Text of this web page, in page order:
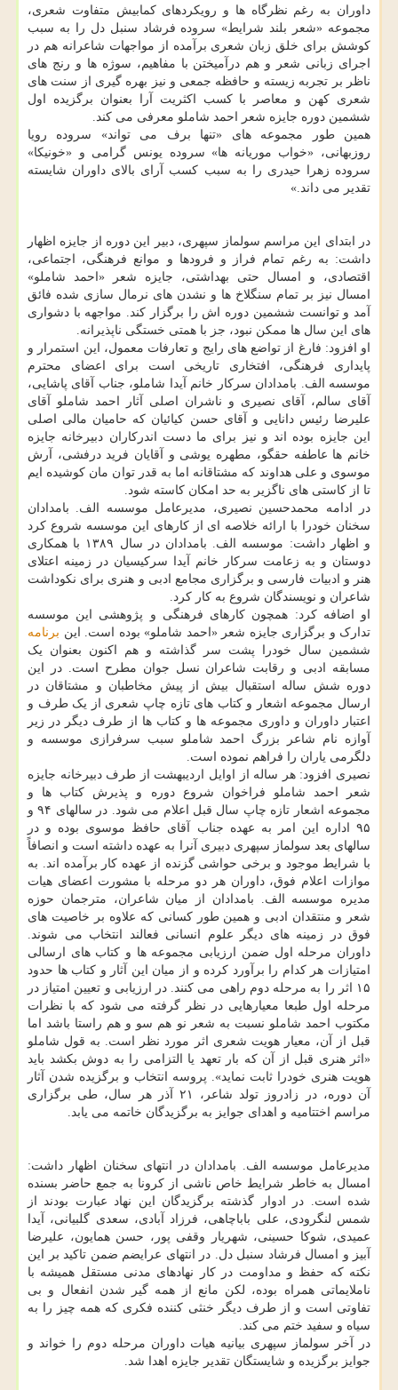
داوران به رغم نظرگاه ها و رویکردهای کمابیش متفاوت شعری،
مجموعه «شعر بلند شرایط» سروده فرشاد سنبل دل را به سبب
کوشش برای خلق زبان شعری برآمده از مواجهات شاعرانه هم در
اجرای زبانی شعر و هم درآمیختن با مفاهیم، سوژه ها و رنج های
ناظر بر تجربه زیسته و حافظه جمعی و نیز بهره گیری از سنت های
شعری کهن و معاصر با کسب اکثریت آرا بعنوان برگزیده اول
ششمین دوره جایزه شعر احمد شاملو معرفی می کند.
همین طور مجموعه های «تنها برف می تواند» سروده رویا
روزبهانی، «خواب موریانه ها» سروده یونس گرامی و «خونیکا»
سروده زهرا حیدری را به سبب کسب آرای بالای داوران شایسته
تقدیر می داند.»
در ابتدای این مراسم سولماز سپهری، دبیر این دوره از جایزه اظهار
داشت: به رغم تمام فراز و فرودها و موانع فرهنگی، اجتماعی،
اقتصادی، و امسال حتی بهداشتی، جایزه شعر «احمد شاملو»
امسال نیز بر تمام سنگلاخ ها و نشدن های نرمال سازی شده فائق
آمد و توانست ششمین دوره اش را برگزار کند. مواجهه با دشواری
های این سال ها ممکن نبود، جز با همتی خستگی ناپذیرانه.
او افزود: فارغ از تواضع های رایج و تعارفات معمول، این استمرار و
پایداری فرهنگی، افتخاری تاریخی است برای اعضای محترم
موسسه الف. بامدادان سرکار خانم آیدا شاملو، جناب آقای پاشایی،
آقای سالم، آقای نصیری و ناشران اصلی آثار احمد شاملو آقای
علیرضا رئیس دانایی و آقای حسن کیائیان که حامیان مالی اصلی
این جایزه بوده اند و نیز برای ما دست اندرکاران دبیرخانه جایزه
خانم ها عاطفه حقگو، مطهره یوشی و آقایان فرید درفشی، آرش
موسوی و علی هداوند که مشتاقانه اما به قدر توان مان کوشیده ایم
تا از کاستی های ناگزیر به حد امکان کاسته شود.
در ادامه محمدحسین نصیری، مدیرعامل موسسه الف. بامدادان
سخنان خودرا با ارائه خلاصه ای از کارهای این موسسه شروع کرد
و اظهار داشت: موسسه الف. بامدادان در سال ۱۳۸۹ با همکاری
دوستان و به زعامت سرکار خانم آیدا سرکیسیان در زمینه اعتلای
هنر و ادبیات فارسی و برگزاری مجامع ادبی و هنری برای نکوداشت
شاعران و نویسندگان شروع به کار کرد.
او اضافه کرد: همچون کارهای فرهنگی و پژوهشی این موسسه
تدارک و برگزاری جایزه شعر «احمد شاملو» بوده است. این برنامه
ششمین سال خودرا پشت سر گذاشته و هم اکنون بعنوان یک
مسابقه ادبی و رقابت شاعران نسل جوان مطرح است. در این
دوره شش ساله استقبال بیش از پیش مخاطبان و مشتاقان در
ارسال مجموعه اشعار و کتاب های تازه چاپ شعری از یک طرف و
اعتبار داوران و داوری مجموعه ها و کتاب ها از طرف دیگر در زیر
آوازه نام شاعر بزرگ احمد شاملو سبب سرفرازی موسسه و
دلگرمی یاران را فراهم نموده است.
نصیری افزود: هر ساله از اوایل اردیبهشت از طرف دبیرخانه جایزه
شعر احمد شاملو فراخوان شروع دوره و پذیرش کتاب ها و
مجموعه اشعار تازه چاپ سال قبل اعلام می شود. در سالهای ۹۴ و
۹۵ اداره این امر به عهده جناب آقای حافظ موسوی بوده و در
سالهای بعد سولماز سپهری دبیری آنرا به عهده داشته است و انصافاً
با شرایط موجود و برخی حواشی گزنده از عهده کار برآمده اند. به
موازات اعلام فوق، داوران هر دو مرحله با مشورت اعضای هیات
مدیره موسسه الف. بامدادان از میان شاعران، مترجمان حوزه
شعر و منتقدان ادبی و همین طور کسانی که علاوه بر خاصیت های
فوق در زمینه های دیگر علوم انسانی فعالند انتخاب می شوند.
داوران مرحله اول ضمن ارزیابی مجموعه ها و کتاب های ارسالی
امتیازات هر کدام را برآورد کرده و از میان این آثار و کتاب ها حدود
۱۵ اثر را به مرحله دوم راهی می کنند. در ارزیابی و تعیین امتیاز در
مرحله اول طبعا معیارهایی در نظر گرفته می شود که با نظرات
مکتوب احمد شاملو نسبت به شعر نو هم سو و هم راستا باشد اما
قبل از آن، معیار هویت شعری اثر مورد نظر است. به قول شاملو
«اثر هنری قبل از آن که بار تعهد یا التزامی را به دوش بکشد باید
هویت هنری خودرا ثابت نماید». پروسه انتخاب و برگزیده شدن آثار
آن دوره، در زادروز تولد شاعر، ۲۱ آذر هر سال، طی برگزاری
مراسم اختتامیه و اهدای جوایز به برگزیدگان خاتمه می یابد.
مدیرعامل موسسه الف. بامدادان در انتهای سخنان اظهار داشت:
امسال به خاطر شرایط خاص ناشی از کرونا به جمع حاضر بسنده
شده است. در ادوار گذشته برگزیدگان این نهاد عبارت بودند از
شمس لنگرودی، علی باباچاهی، فرزاد آبادی، سعدی گلبیانی، آیدا
عمیدی، شوکا حسینی، شهریار وقفی پور، حسن همایون، علیرضا
آبیز و امسال فرشاد سنبل دل. در انتهای عرایضم ضمن تاکید بر این
نکته که حفظ و مداومت در کار نهادهای مدنی مستقل همیشه با
ناملایماتی همراه بوده، لکن مانع از همه گیر شدن انفعال و بی
تفاوتی است و از طرف دیگر خنثی کننده فکری که همه چیز را به
سیاه و سفید ختم می کند.
در آخر سولماز سپهری بیانیه هیات داوران مرحله دوم را خواند و
جوایز برگزیده و شایستگان تقدیر جایزه اهدا شد.